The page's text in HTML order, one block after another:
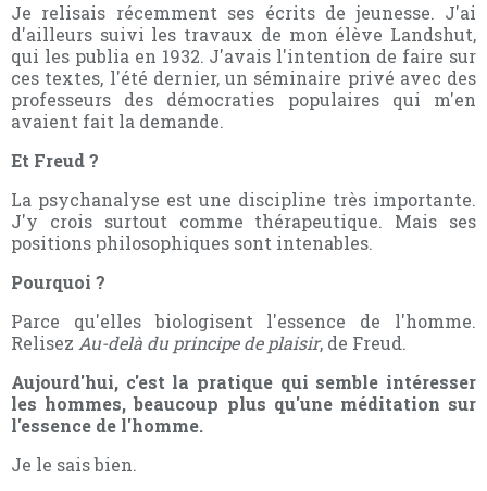
Je relisais récemment ses écrits de jeunesse. J'ai
d'ailleurs suivi les travaux de mon élève Landshut,
qui les publia en 1932. J'avais l'intention de faire sur
ces textes, l'été dernier, un séminaire privé avec des
professeurs des démocraties populaires qui m'en
avaient fait la demande.
Et Freud ?
La psychanalyse est une discipline très importante.
J'y crois surtout comme thérapeutique. Mais ses
positions philosophiques sont intenables.
Pourquoi ?
Parce qu'elles biologisent l'essence de l'homme.
Relisez Au-delà du principe de plaisir, de Freud.
Aujourd'hui, c'est la pratique qui semble intéresser
les hommes, beaucoup plus qu'une méditation sur
l'essence de l'homme.
Je le sais bien.